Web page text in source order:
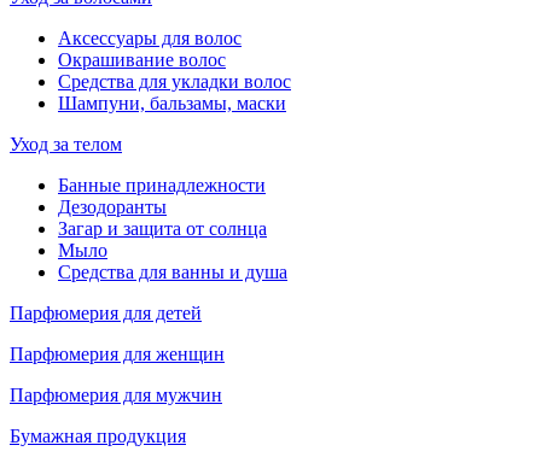
Аксессуары для волос
Окрашивание волос
Средства для укладки волос
Шампуни, бальзамы, маски
Уход за телом
Банные принадлежности
Дезодоранты
Загар и защита от солнца
Мыло
Средства для ванны и душа
Парфюмерия для детей
Парфюмерия для женщин
Парфюмерия для мужчин
Бумажная продукция